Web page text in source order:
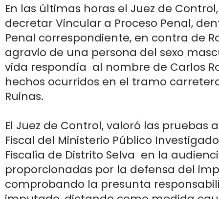
En las últimas horas el Juez de
decretar Vincular a Proceso Penal,
Penal correspondiente, en contra de
agravio de una persona del sexo
vida respondía al nombre de Carlos
hechos ocurridos en el tramo
Ruinas.
El Juez de Control, valoró las pruebas
Fiscal del Ministerio Público
Fiscalía de Distrito Selva en la
proporcionadas por la defensa del
comprobando la presunta